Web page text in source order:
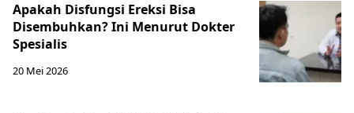
Apakah Disfungsi Ereksi Bisa
Disembuhkan? Ini Menurut Dokter
Spesialis
20 Mei 2026